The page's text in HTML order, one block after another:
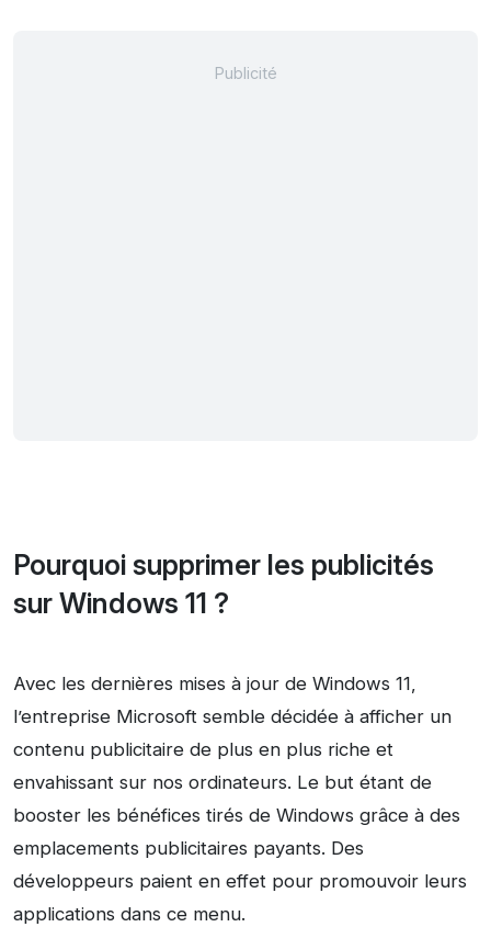
Pourquoi supprimer les publicités
sur Windows 11 ?
Avec les dernières mises à jour de Windows 11,
l’entreprise Microsoft semble décidée à afficher un
contenu publicitaire de plus en plus riche et
envahissant sur nos ordinateurs. Le but étant de
booster les bénéfices tirés de Windows grâce à des
emplacements publicitaires payants. Des
développeurs paient en effet pour promouvoir leurs
applications dans ce menu.